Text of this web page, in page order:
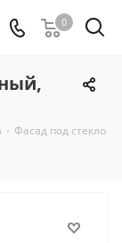
0
- Фасад под стекло